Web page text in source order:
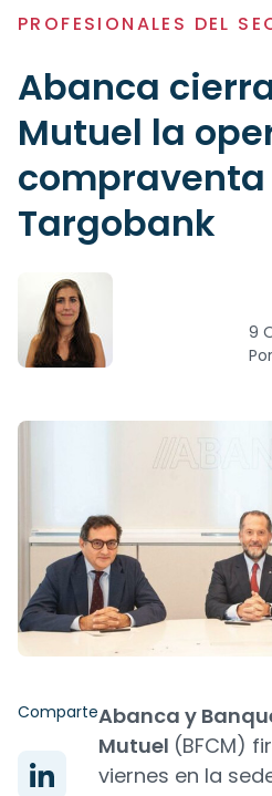
PROFESIONALES DEL
Abanca
Mutuel la
compraventa
Targobank
9
Por
ComparteAbanca y
Mutuel (BFCM)
viernes en la